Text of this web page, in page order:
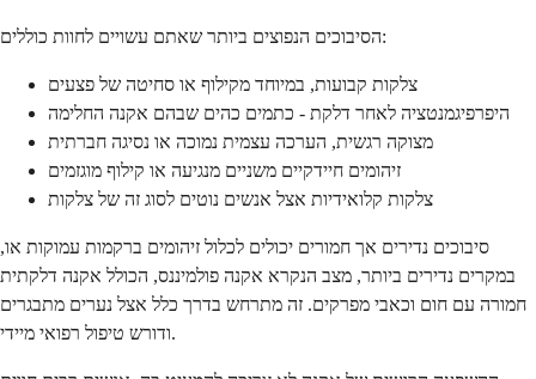
הסיבוכים הנפוצים ביותר שאתם עשויים לחוות כוללים:
צלקות קבועות, במיוחד מקילוף או סחיטה של פצעים
היפרפיגמנטציה לאחר דלקת - כתמים כהים שבהם אקנה החלימה
מצוקה רגשית, הערכה עצמית נמוכה או נסיגה חברתית
זיהומים חיידקיים משניים מנגיעה או קילוף מוגזמים
צלקות קלואידיות אצל אנשים נוטים לסוג זה של צלקות
סיבוכים נדירים אך חמורים יכולים לכלול זיהומים ברקמות עמוקות או,
במקרים נדירים ביותר, מצב הנקרא אקנה פולמיננס, הכולל אקנה דלקתית
חמורה עם חום וכאבי מפרקים. זה מתרחש בדרך כלל אצל נערים מתבגרים
ודורש טיפול רפואי מיידי.